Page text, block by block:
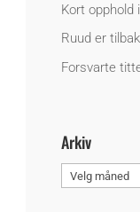
Kort opphold
Ruud er
Forsvarte
Arkiv
Arkiv